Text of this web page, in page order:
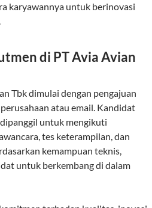
karyawannya untuk berinovasi
di PT Avia Avian
Tbk dimulai dengan pengajuan
atau email. Kandidat
untuk mengikuti
tes keterampilan, dan
kemampuan teknis,
untuk berkembang di dalam